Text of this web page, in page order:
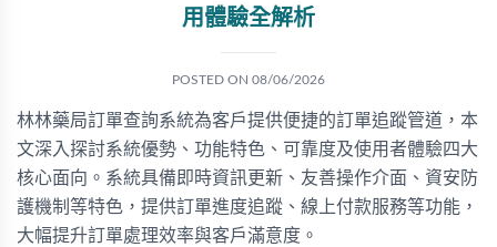
用體驗全解析
POSTED ON 08/06/2026
林林藥局訂單查詢系統為客戶提供便捷的訂單追蹤管道，本
文深入探討系統優勢、功能特色、可靠度及使用者體驗四大
核心面向。系統具備即時資訊更新、友善操作介面、資安防
護機制等特色，提供訂單進度追蹤、線上付款服務等功能，
大幅提升訂單處理效率與客戶滿意度。